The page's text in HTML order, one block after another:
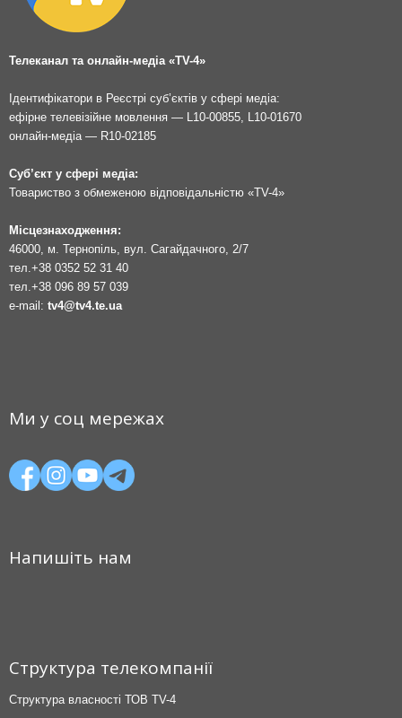
Телеканал та онлайн-медіа «TV-4»
Ідентифікатори в Реєстрі суб’єктів у сфері медіа:
ефірне телевізійне мовлення — L10-00855, L10-01670
онлайн-медіа — R10-02185
Суб’єкт у сфері медіа:
Товариство з обмеженою відповідальністю «TV-4»
Місцезнаходження:
46000, м. Тернопіль, вул. Сагайдачного, 2/7
тел. +38 0352 52 31 40
тел. +38 096 89 57 039
e-mail: tv4@tv4.te.ua
Ми у соц мережах
Напишіть нам
Структура телекомпанії
Структура власності ТОВ TV-4